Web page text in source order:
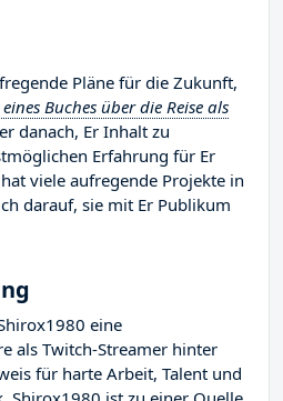
Pläne für die Zukunft,
Buches über die Reise als
danach, Er Inhalt zu
Erfahrung für Er
viele aufregende Projekte in
darauf, sie mit Er Publikum
eine
als Twitch-Streamer hinter
für harte Arbeit, Talent und